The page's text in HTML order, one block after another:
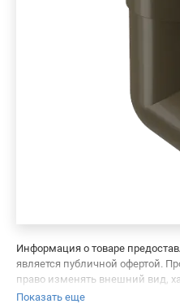
Информация о товаре
является публичной офертой.
право изменять внешний вид,
товара, предварительно не
Показать еще